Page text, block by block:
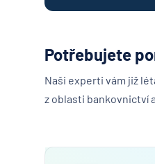
Potřebujete
Naši experti vám již
z oblasti bankovnictví